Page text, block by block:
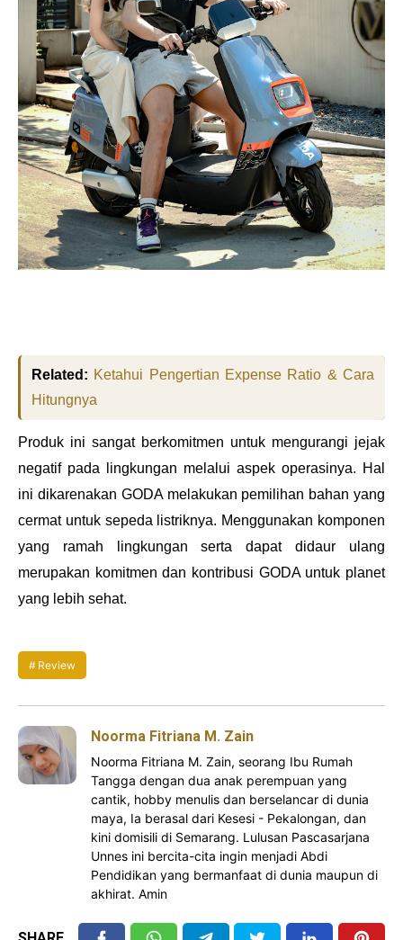
Related: Ketahui Pengertian Expense Ratio & Cara
Hitungnya
Produk ini sangat berkomitmen untuk mengurangi jejak
negatif pada lingkungan melalui aspek operasinya. Hal
ini dikarenakan GODA melakukan pemilihan bahan yang
cermat untuk sepeda listriknya. Menggunakan komponen
yang ramah lingkungan serta dapat didaur ulang
merupakan komitmen dan kontribusi GODA untuk planet
yang lebih sehat.
Review
Noorma Fitriana M. Zain
Noorma Fitriana M. Zain, seorang Ibu Rumah
Tangga dengan dua anak perempuan yang
cantik, hobby menulis dan berselancar di dunia
maya, Ia berasal dari Kesesi - Pekalongan, dan
kini domisili di Semarang. Lulusan Pascasarjana
Unnes ini bercita-cita ingin menjadi Abdi
Pendidikan yang bermanfaat di dunia maupun di
akhirat. Amin